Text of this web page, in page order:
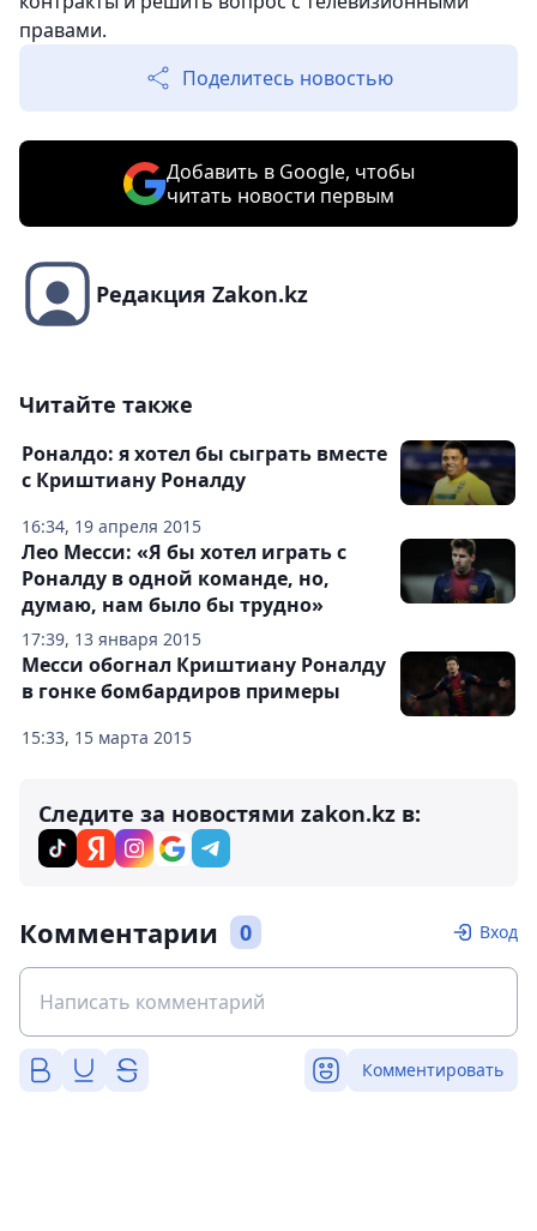
правами.
Поделитесь новостью
Добавить в Google, чтобы
читать новости первым
Редакция Zakon.kz
Читайте также
16:34, 19 апреля 2015
Роналдо: я хотел бы сыграть вместе
с Криштиану Роналду
17:39, 13 января 2015
Лео Месси: «Я бы хотел играть с
Роналду в одной команде, но,
думаю, нам было бы трудно»
15:33, 15 марта 2015
Месси обогнал Криштиану Роналду
в гонке бомбардиров примеры
Следите за новостями zakon.kz в:
Комментарии 0 Вход
Комментировать